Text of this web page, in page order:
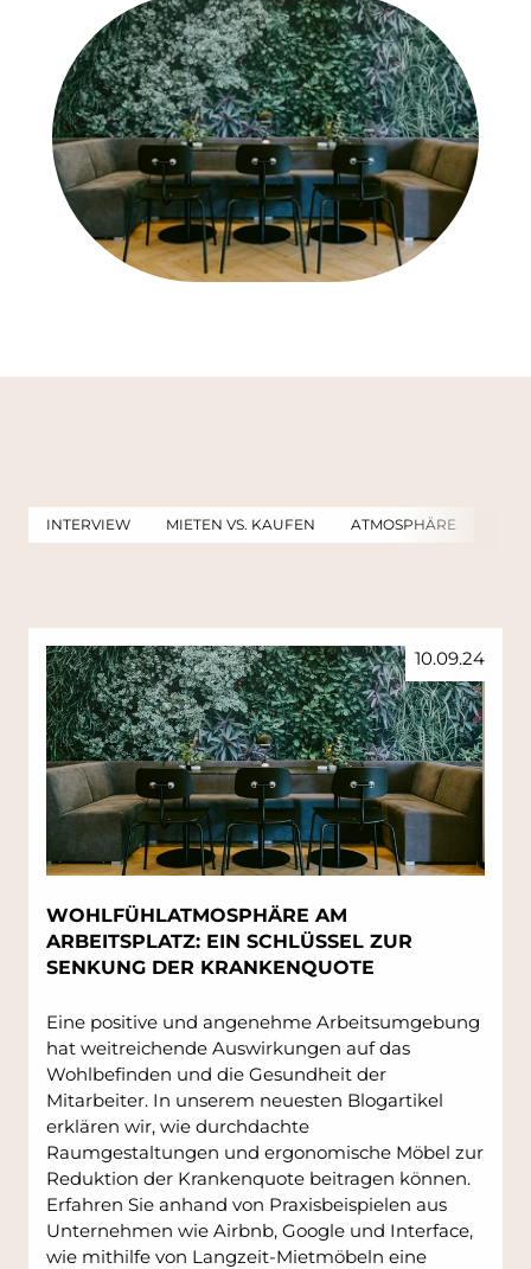
INTERVIEW MIETEN VS. KAUFEN ATMOSPHÄRE
10.09.24
WOHLFÜHLATMOSPHÄRE AM
ARBEITSPLATZ: EIN SCHLÜSSEL ZUR
SENKUNG DER KRANKENQUOTE
Eine positive und angenehme Arbeitsumgebung
hat weitreichende Auswirkungen auf das
Wohlbefinden und die Gesundheit der
Mitarbeiter. In unserem neuesten Blogartikel
erklären wir, wie durchdachte
Raumgestaltungen und ergonomische Möbel zur
Reduktion der Krankenquote beitragen können.
Erfahren Sie anhand von Praxisbeispielen aus
Unternehmen wie Airbnb, Google und Interface,
wie mithilfe von Langzeit-Mietmöbeln eine